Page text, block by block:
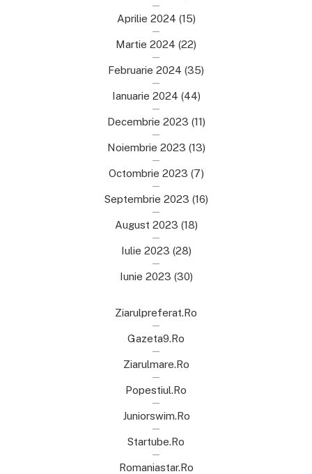
Aprilie 2024 (15)
Martie 2024 (22)
Februarie 2024 (35)
Ianuarie 2024 (44)
Decembrie 2023 (11)
Noiembrie 2023 (13)
Octombrie 2023 (7)
Septembrie 2023 (16)
August 2023 (18)
Iulie 2023 (28)
Iunie 2023 (30)
Ziarulpreferat.ro
Gazeta9.ro
Ziarulmare.ro
Popestiul.ro
Juniorswim.ro
Startube.ro
Romaniastar.ro